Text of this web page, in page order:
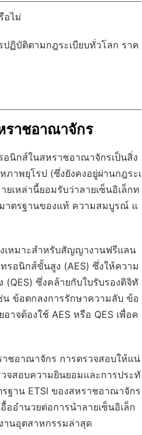
อไม่
ปฏิบัติตามกฎระเบียบทั่วโลก ราค
ราชอาณาจักร
อนิกส์ในสหราชอาณาจักรเป็นสิ่ง
าพยุโรป (ซึ่งยังคงอยู่ผ่านกฎระเ
เหล่านี้ยอมรับว่าลายเซ็นอิเล็กท
มาตรฐานของแท้ ความสมบูรณ์ แ
งเหมาะสำหรับสัญญางานฟรีแลน
รอนิกส์ขั้นสูง (AES) ซึ่งให้ความ
ซึ่งคล้ายกับใบรับรองดิจิทั
ข้อตกลงการรักษาความลับ ข้อ
าจต้องใช้ AES หรือ QES เพื่อค
ชอาณาจักร การตรวจสอบให้แน่
จสอบความยินยอมและการประทั
ฐาน ETSI ของสหราชอาณาจักร
อำนวยต่อการนำลายเซ็นอิเล็ก
านอุตสาหกรรมล่าสุด